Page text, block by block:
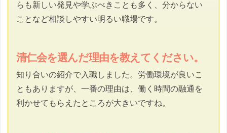
らも新しい発見や学ぶべきことも多く、分からない
ことなど相談しやすい明るい職場です。
清仁会を選んだ理由を教えてください。
知り合いの紹介で入職しました。労働環境が良いこ
ともありますが、一番の理由は、働く時間の融通を
利かせてもらえたところが大きいですね。